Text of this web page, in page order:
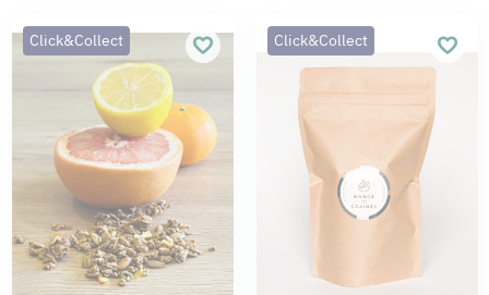
Click&Collect Click&Collect